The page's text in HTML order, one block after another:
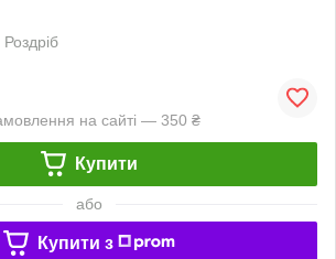
Роздріб
на сайті — 350 ₴
Купити
або
Купити з